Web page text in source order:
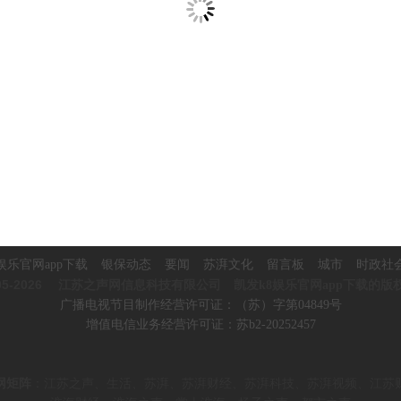
乐官网app下载 银保动态 要闻 苏湃文化 留言板 城市 时政社
广播电视节目制作经营许可证：（苏）字第04849号
增值电信业务经营许可证：苏b2-20252457